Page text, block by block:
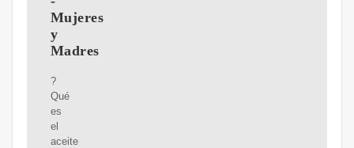
Mujeres
y
Madres
?
Qué
es
el
aceite